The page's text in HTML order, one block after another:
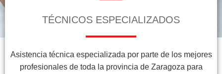
TÉCNICOS ESPECIALIZADOS
Asistencia técnica especializada por parte de los mejores
profesionales de toda la provincia de Zaragoza para